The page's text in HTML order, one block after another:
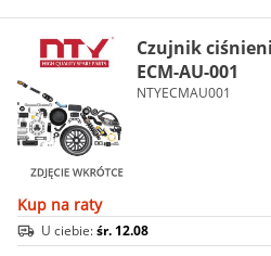
Czujnik
ECM-AU-001
NTYECMAU001
Kup na raty
U ciebie:śr. 12.08